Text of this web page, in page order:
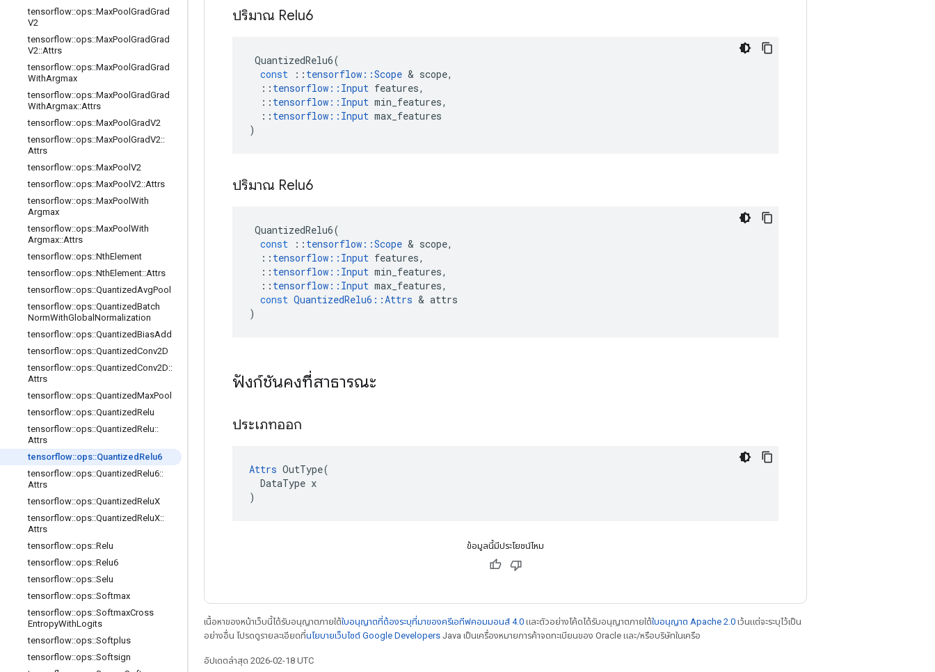
tensorflow::ops::MaxPool GradGrad
V2
tensorflow::ops::MaxPool GradGrad
V2::Attrs
tensorflow::ops::MaxPool GradGrad
WithArgmax
tensorflow::ops::MaxPool GradGrad
WithArgmax::Attrs
tensorflow::ops::MaxPool GradV2
tensorflow::ops::MaxPool GradV2::
Attrs
tensorflow::ops::MaxPool V2
tensorflow::ops::MaxPool V2::Attrs
tensorflow::ops::MaxPool With
Argmax
tensorflow::ops::MaxPool With
Argmax::Attrs
tensorflow::ops::NthElement
tensorflow::ops::NthElement::Attrs
tensorflow::ops::QuantizedAvgPool
tensorflow::ops::QuantizedBatch
NormWithGlobal Normalization
tensorflow::ops::QuantizedBiasAdd
tensorflow::ops::QuantizedConv2D
tensorflow::ops::QuantizedConv2D::
Attrs
tensorflow::ops::QuantizedMaxPool
tensorflow::ops::QuantizedRelu
tensorflow::ops::QuantizedRelu::
Attrs
tensorflow::ops::Quantized Relu6
tensorflow::ops::QuantizedRelu6::
Attrs
tensorflow::ops::QuantizedReluX
tensorflow::ops::QuantizedReluX::
Attrs
tensorflow::ops::Relu
tensorflow::ops::Relu6
tensorflow::ops::Selu
tensorflow::ops::Softmax
tensorflow::ops::SoftmaxCross
EntropyWithLogits
tensorflow::ops::Softplus
tensorflow::ops::Softsign
ปริมาณ Relu6
QuantizedRelu6(
const
:: tensorflow ::Scope & scope,
:: tensorflow :: Input features,
:: tensorflow :: Input min_features,
:: tensorflow :: Input max_features
)
ปริมาณ Relu6
QuantizedRelu6(
const
:: tensorflow ::Scope & scope,
:: tensorflow :: Input features,
:: tensorflow :: Input min_features,
:: tensorflow :: Input max_features,
const QuantizedRelu6 ::Attrs & attrs
)
ฟังก์ชันคงที่สาธารณะ
ประเภทออก
Attrs OutType(
  DataType x
)
ข้อมูลนี้มีประโยชน์ไหม
เนื้อหาของหน้าเว็บนี้ได้รับอนุญาตภายใต้ใบอนุญาตที่ต้องระบุที่มาของครีเอทีฟคอมมอนส์ 4.0 และตัวอย่างโค้ดได้รับอนุญาตภายใต้ใบอนุญาต Apache 2.0 เว้นแต่จะระบุไว้เป็น
อย่างอื่น โปรดดูรายละเอียดที่นโยบายเว็บไซต์ Google Developers Java เป็นเครื่องหมายการค้าจดทะเบียนของ Oracle และ/หรือบริษัทในเครือ
อัปเดตล่าสุด 2026-02-18 UTC